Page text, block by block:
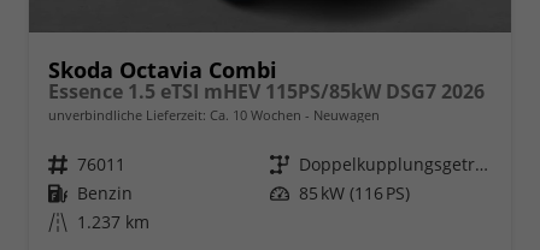
Skoda Octavia Combi
Essence 1.5 eTSI mHEV 115PS/85kW DSG7 2026
unverbindliche Lieferzeit: Ca. 10 Wochen Neuwagen
Fahrzeugnr. 76011 Getriebe
Doppelkupplungsgetriebe (DSG)
Kraftstoff Benzin Leistung 85 kW (116 PS)
Kilometerstand 1.237 km